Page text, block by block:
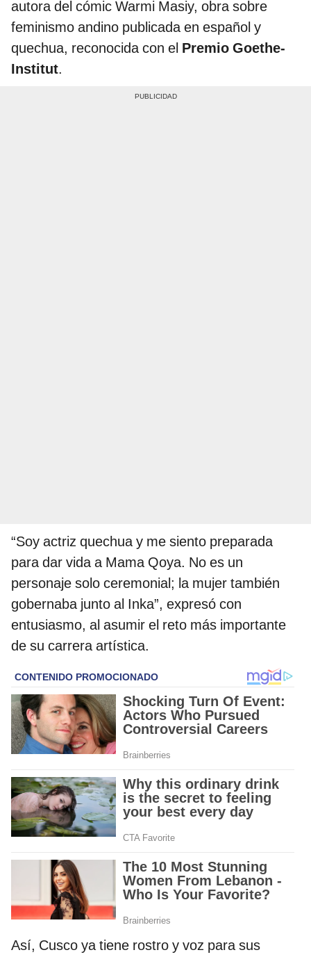
autora del cómic Warmi Masiy, obra sobre
feminismo andino publicada en español y
quechua, reconocida con el Premio Goethe-
Institut.
“Soy actriz quechua y me siento preparada
para dar vida a Mama Qoya. No es un
personaje solo ceremonial; la mujer también
gobernaba junto al Inka”, expresó con
entusiasmo, al asumir el reto más importante
de su carrera artística.
Así, Cusco ya tiene rostro y voz para sus